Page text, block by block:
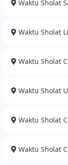
Waktu Sholat
Waktu Sholat
Waktu Sholat
Waktu Sholat
Waktu Sholat
Waktu Sholat